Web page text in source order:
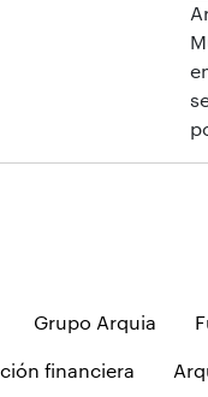
Grupo Arquia
financiera